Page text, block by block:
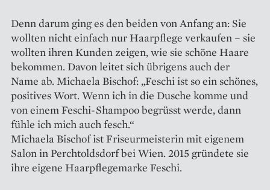
Denn darum ging es den beiden von Anfang an: Sie
wollten nicht einfach nur Haarpflege verkaufen – sie
wollten ihren Kunden zeigen, wie sie schöne Haare
bekommen. Davon leitet sich übrigens auch der
Name ab. Michaela Bischof: „Feschi ist so ein schönes,
positives Wort. Wenn ich in die Dusche komme und
von einem Feschi-Shampoo begrüsst werde, dann
fühle ich mich auch fesch.“
Michaela Bischof ist Friseurmeisterin mit eigenem
Salon in Perchtoldsdorf bei Wien. 2015 gründete sie
ihre eigene Haarpflegemarke Feschi.